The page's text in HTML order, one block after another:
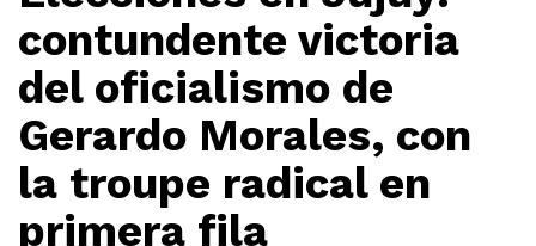
contundente victoria
del oficialismo de
Gerardo Morales, con
la troupe radical en
primera fila